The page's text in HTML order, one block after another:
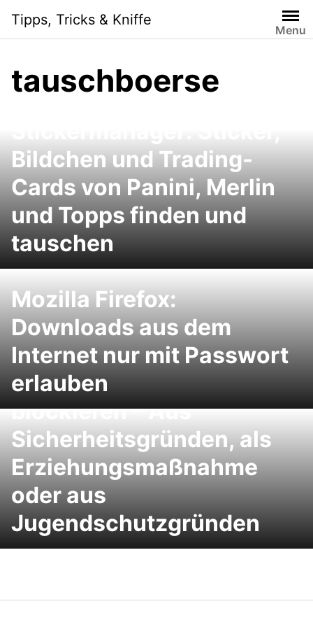
content
Tipps, Tricks & Kniffe
Menu
tauschboerse
Bildchen und Trading-
Cards von Panini, Merlin
und Topps finden und
tauschen
Mozilla Firefox:
Downloads aus dem
Internet nur mit Passwort
erlauben
Aufruf von Webadressen
blockieren – Aus
Sicherheitsgründen, als
Erziehungsmaßnahme
oder aus
Jugendschutzgründen